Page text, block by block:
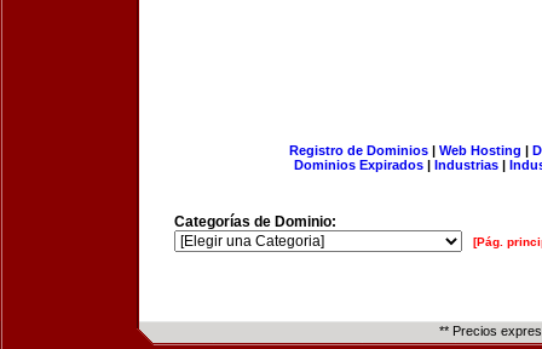
Registro de Dominios| Web Hosting |
Dominios Expirados | Industrias |
Categorías de Dominio:
[Pág.
** Precios